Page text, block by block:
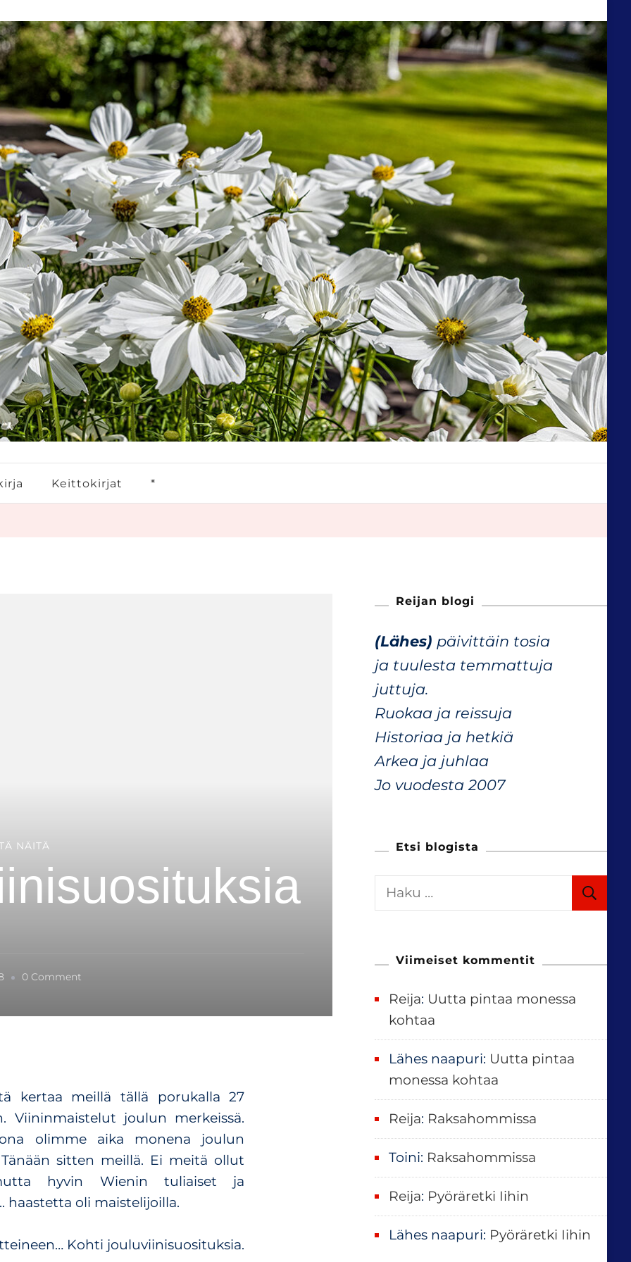
Keittokirjat *
NÄITÄ
0 Commento
o
u
l
i
i
s
kertaa meillä tällä porukalla 27
Viininmaistelut joulun merkeissä.
olimme aika monena joulun
sitten meillä. Ei meitä ollut
hyvin Wienin tuliaiset ja
haastetta oli maistelijoilla.
Kohti jouluviinisuosituksia.
Reijan blogi
(Lähes) päivittäin tosia
ja tuulesta temmattuja
juttuja.
Ruokaa ja reissuja
Historiaa ja hetkiä
Arkea ja juhlaa
Jo vuodesta 2007
Etsi blogista
a
Viimeiset kommentit
Reija: Uutta pintaa monessa
kohtaa
Lähes naapuri: Uutta pintaa
monessa kohtaa
Reija: Raksahommissa
Toini: Raksahommissa
Reija: Pyöräretki Iihin
Lähes naapuri: Pyöräretki Iihin